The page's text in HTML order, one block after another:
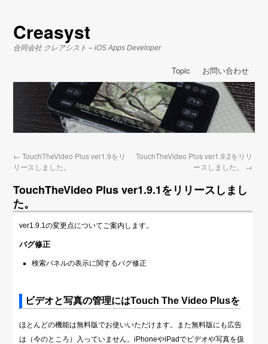
Creasyst
合同会社 クレアシスト – iOS Apps Developer
お問い合わせ
Topic
← TouchTheVideo Plus ver1.9をリ
リースしました。
TouchTheVideo Plus ver1.9.2をリリ
ースしました。 →
TouchTheVideo Plus ver1.9.1をリリースしまし
た。
ver1.9.1の変更点についてご案内します。
バグ修正
検索パネルの表示に関するバグ修正
ビデオと写真の管理にはTouch The Video Plusを
ほとんどの機能は無料版でお使いいただけます。また無料版にも広告
は（今のところ）入っていません。iPhoneやiPadでビデオや写真を扱